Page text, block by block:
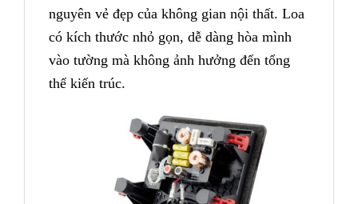
nguyên vẻ đẹp của không gian nội thất. Loa
có kích thước nhỏ gọn, dễ dàng hòa mình
vào tường mà không ảnh hưởng đến tổng
thể kiến trúc.